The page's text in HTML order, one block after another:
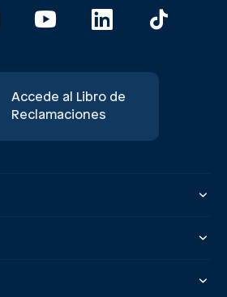
Accede al Libro de
Reclamaciones